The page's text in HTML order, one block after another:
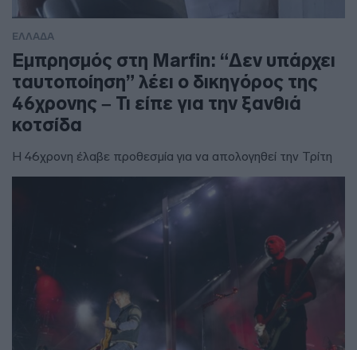
ΕΛΛΑΔΑ
Εμπρησμός στη Marfin: “Δεν υπάρχει
ταυτοποίηση” λέει ο δικηγόρος της
46χρονης – Τι είπε για την ξανθιά
κοτσίδα
Η 46χρονη έλαβε προθεσμία για να απολογηθεί την Τρίτη